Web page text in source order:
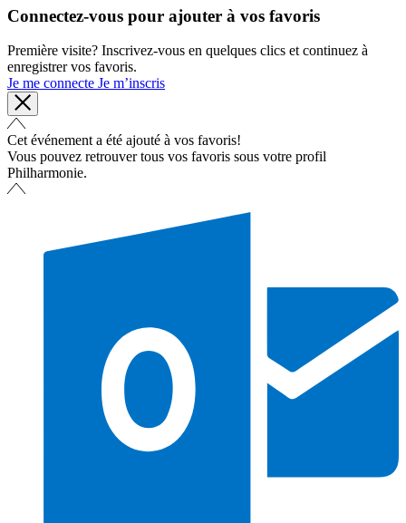
Connectez-vous pour ajouter à vos favoris
Première visite? Inscrivez-vous en quelques clics et continuez à
enregistrer vos favoris.
Je me connecte Je m’inscris
Cet événement a été ajouté à vos favoris!
Vous pouvez retrouver tous vos favoris sous votre profil
Philharmonie.